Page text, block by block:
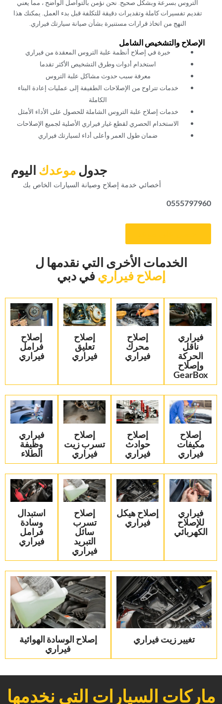
التروس بسرعة وبشكل صحيح. نحن نؤمن بالتواصل الواضح ، مما يعني
تقديم تفسيرات كاملة وتقديرات دقيقة للتكلفة قبل بدء العمل. يمكنك هذا
النهج من اتخاذ قرارات مستنيرة بشأن صيانة سيارتك فيراري.‏
‏الإصلاح والتشخيص الشامل‏
‏خبرة في إصلاح أنظمة علبة التروس المعقدة من فيراري‏
‏استخدام أدوات وطرق التشخيص الأكثر تقدما‏
‏معرفة سبب حدوث مشاكل علبة التروس‏
‏خدمات تتراوح من الإصلاحات الطفيفة إلى عمليات إعادة البناء
الكاملة‏
‏خدمات إصلاح علبة التروس الشاملة للحصول على الأداء الأمثل‏
‏الاستخدام الحصري لقطع غيار فيراري الأصلية لجميع الإصلاحات‏
‏ضمان طول العمر وأعلى أداء لسيارتك فيراري‏
‏جدول‏‏موعدك‏ ‏اليوم‏
‏أخصائي خدمة إصلاح وصيانة السيارات الخاص بك‏
0555797960
‏الخدمات الأخرى التي نقدمها ل‏
إصلاح فيراري ‏في دبي‏
‏فيراري
ناقل
الحركة
وإصلاح
GearBox‏
إصلاح
محرك
فيراري
‏إصلاح
تعليق
فيراري‏
‏إصلاح
فرامل
فيراري‏
‏إصلاح
مكيفات
فيراري‏
‏إصلاح
حوادث
فيراري‏
‏إصلاح
تسرب زيت
فيراري‏
‏فيراري
وظيفة
الطلاء‏
‏فيراري
للإصلاح
الكهربائي‏
‏إصلاح هيكل
فيراري‏
‏إصلاح
تسرب
سائل
التبريد
فيراري‏
‏استبدال
وسادة
فرامل
فيراري‏
تغيير زيت فيراري
‏إصلاح الوسادة الهوائية
فيراري‏
ماركات السيارات التي نخدمها